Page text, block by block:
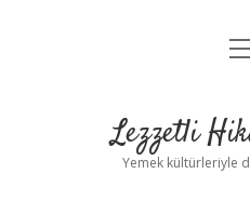
Yasal
Lezzetli
Yemek kültürleriyle